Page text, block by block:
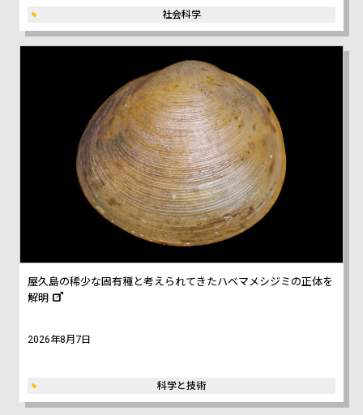
社会科学
屋久島の稀少な固有種と考えられてきたハベマメシジミの正体を
解明
2026年8月7日
科学と技術